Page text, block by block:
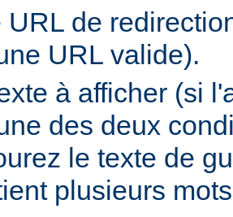
URL de
URL valide).
à afficher (si
des deux
le texte de
plusieurs